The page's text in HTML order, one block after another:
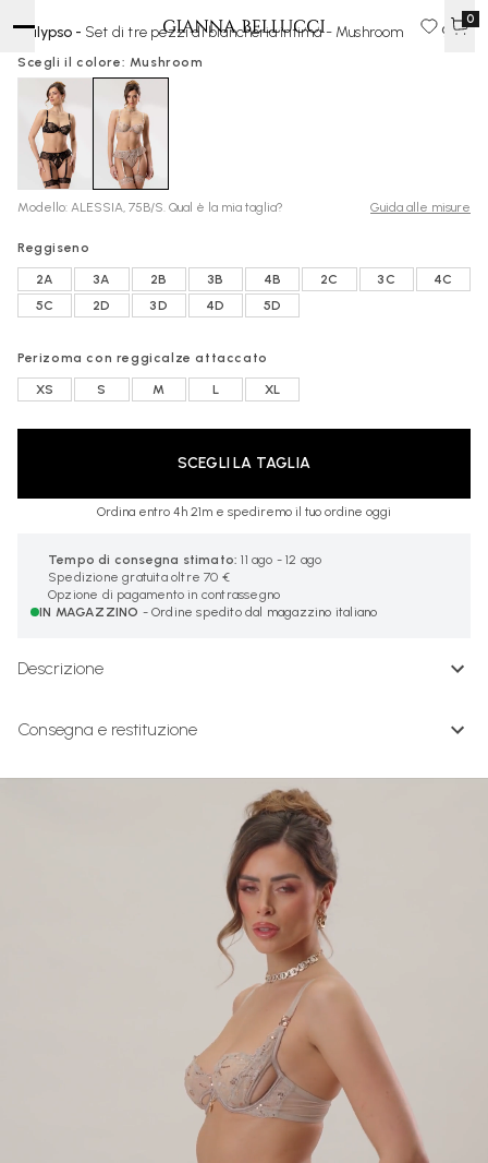
0
Calypso - Set di tre pezzi di biancheria intima - Mushroom 90 €
Scegli il colore: Mushroom
Modello: ALESSIA, 75B/S. Qual è la mia taglia? Guida alle misure
Reggiseno
2A 3A 2B 3B 4B 2C 3C
4C
5C
2D 3D 4D 5D
Perizoma con reggicalze attaccato
XS S M L XL
SCEGLI LA TAGLIA
Ordina entro 4h 21m e spediremo il tuo ordine oggi
Tempo di consegna stimato: 11 ago - 12 ago
Spedizione gratuita oltre 70 €
Opzione di pagamento in contrassegno
IN MAGAZZINO - Ordine spedito dal magazzino italiano
Descrizione
Consegna e restituzione